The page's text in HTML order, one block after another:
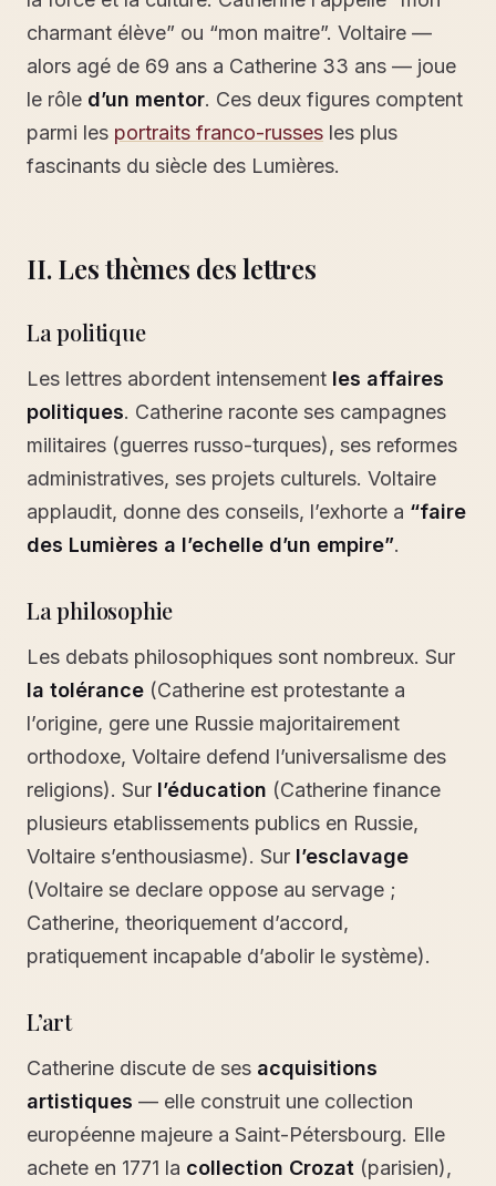
charmant élève” ou “mon maitre”. Voltaire —
alors agé de 69 ans a Catherine 33 ans — joue
le rôle d’un mentor. Ces deux figures comptent
parmi les portraits franco-russes les plus
fascinants du siècle des Lumières.
II. Les thèmes des lettres
La politique
Les lettres abordent intensement les affaires
politiques. Catherine raconte ses campagnes
militaires (guerres russo-turques), ses reformes
administratives, ses projets culturels. Voltaire
applaudit, donne des conseils, l’exhorte a “faire
des Lumières a l’echelle d’un empire”.
La philosophie
Les debats philosophiques sont nombreux. Sur
la tolérance (Catherine est protestante a
l’origine, gere une Russie majoritairement
orthodoxe, Voltaire defend l’universalisme des
religions). Sur l’éducation (Catherine finance
plusieurs etablissements publics en Russie,
Voltaire s’enthousiasme). Sur l’esclavage
(Voltaire se declare oppose au servage ;
Catherine, theoriquement d’accord,
pratiquement incapable d’abolir le système).
L’art
Catherine discute de ses acquisitions
artistiques — elle construit une collection
européenne majeure a Saint-Pétersbourg. Elle
achete en 1771 la collection Crozat (parisien),